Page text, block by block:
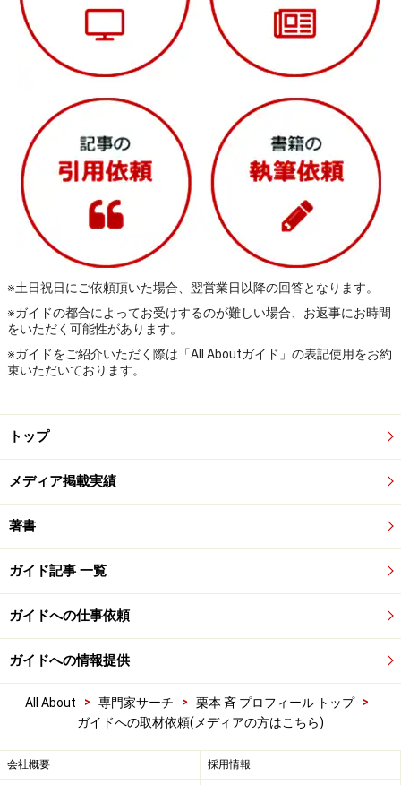
※土日祝日にご依頼頂いた場合、翌営業日以降の回答となります。
※ガイドの都合によってお受けするのが難しい場合、お返事にお時間
をいただく可能性があります。
※ガイドをご紹介いただく際は「All Aboutガイド」の表記使用をお約
束いただいております。
トップ
メディア掲載実績
著書
ガイド記事 一覧
ガイドへの仕事依頼
ガイドへの情報提供
All About > 専門家サーチ > 栗本 斉 プロフィール トップ
>
ガイドへの取材依頼(メディアの方はこちら)
会社概要 採用情報